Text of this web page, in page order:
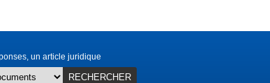
un article juridique
RECHERCHER